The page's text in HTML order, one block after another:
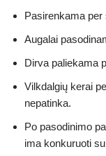
Pasirenkama per
Augalai
Dirva paliekama
Vilkdalgių kerai
nepatinka.
Po pasodinimo
ima konkuruoti